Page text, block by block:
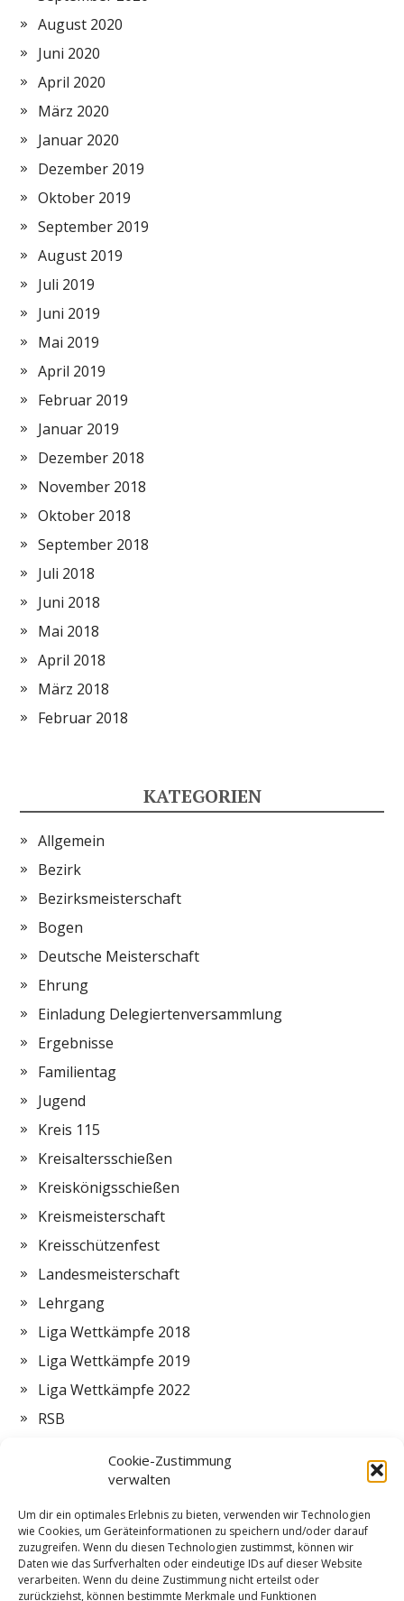
Cookie-Zustimmung
verwalten
Um dir ein optimales Erlebnis zu bieten, verwenden wir Technologien
wie Cookies, um Geräteinformationen zu speichern und/oder darauf
zuzugreifen. Wenn du diesen Technologien zustimmst, können wir
Daten wie das Surfverhalten oder eindeutige IDs auf dieser Website
verarbeiten. Wenn du deine Zustimmung nicht erteilst oder
zurückziehst, können bestimmte Merkmale und Funktionen
August 2020
Juni 2020
April 2020
März 2020
Januar 2020
Dezember 2019
Oktober 2019
September 2019
August 2019
Juli 2019
Juni 2019
Mai 2019
April 2019
Februar 2019
Januar 2019
Dezember 2018
November 2018
Oktober 2018
September 2018
Juli 2018
Juni 2018
Mai 2018
April 2018
März 2018
Februar 2018
KATEGORIEN
Allgemein
Bezirk
Bezirksmeisterschaft
Bogen
Deutsche Meisterschaft
Ehrung
Einladung Delegiertenversammlung
Ergebnisse
Familientag
Jugend
Kreis 115
Kreisaltersschießen
Kreiskönigsschießen
Kreismeisterschaft
Kreisschützenfest
Landesmeisterschaft
Lehrgang
Liga Wettkämpfe 2018
Liga Wettkämpfe 2019
Liga Wettkämpfe 2022
RSB
Zeltlager
ZMI